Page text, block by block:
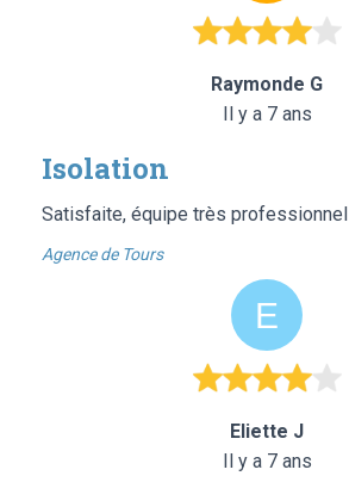
Raymonde G
Il y a 7 ans
Isolation
Satisfaite, équipe très professionnel
Agence de Tours
Eliette J
Il y a 7 ans